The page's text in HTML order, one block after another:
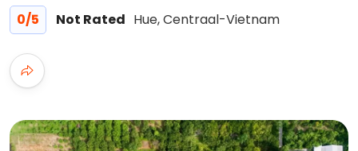
0/5 Not Rated Hue, Centraal-Vietnam